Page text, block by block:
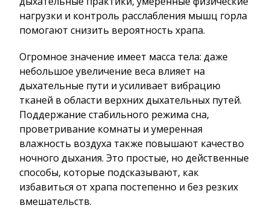
нагрузки и контроль расслабления мышц горла
помогают снизить вероятность храпа.
Огромное значение имеет масса тела: даже
небольшое увеличение веса влияет на
дыхательные пути и усиливает вибрацию
тканей в области верхних дыхательных путей.
Поддержание стабильного режима сна,
проветривание комнаты и умеренная
влажность воздуха также повышают качество
ночного дыхания. Это простые, но действенные
способы, которые подсказывают, как
избавиться от храпа постепенно и без резких
вмешательств.